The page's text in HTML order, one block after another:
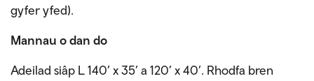
gyfer yfed).
Mannau o dan do
Adeilad siâp L 140’ x 35’ a 120’ x 40’. Rhodfa bren